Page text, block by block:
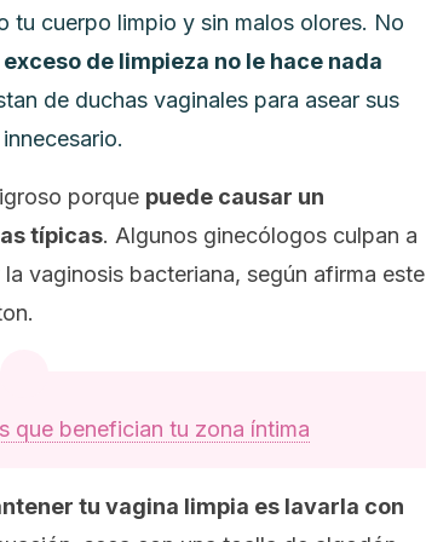
tu cuerpo limpio y sin malos olores. No
exceso de limpieza no le hace nada
de duchas vaginales para asear sus
porque puede causar un
típicas. Algunos ginecólogos culpan a
vaginosis bacteriana, según afirma este
que benefician tu zona íntima
tu vagina limpia es lavarla con